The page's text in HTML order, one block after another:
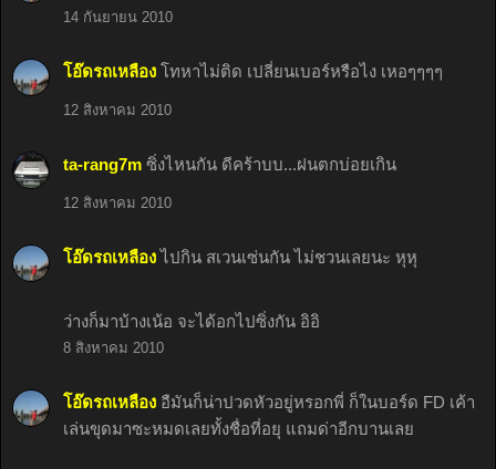
14 กันยายน 2010
โอ๊ดรถเหลือง โทหาไม่ติด เปลี่ยนเบอร์หรือไง เหอๆๆๆๆ
12 สิงหาคม 2010
ta-rang7m ซิ่งไหนกัน ดีคร้าบบ...ฝนตกบ่อยเกิน
12 สิงหาคม 2010
โอ๊ดรถเหลือง ไปกิน สเวนเซ่นกัน ไม่ชวนเลยนะ หุหุ
ว่างก็มาบ้างเน้อ จะได้อกไปซิ่งกัน อิอิ
8 สิงหาคม 2010
โอ๊ดรถเหลือง อืมันก็น่าปวดหัวอยู่หรอกพี่ ก็ในบอร์ด FD เค้า
เล่นขุดมาซะหมดเลยทั้งชื่อที่อยุ แถมด่าอีกบานเลย